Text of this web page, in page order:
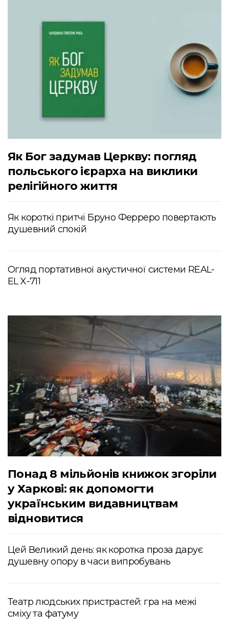
Як Бог задумав Церкву: погляд
польського ієрарха на виклики
релігійного життя
Як короткі притчі Бруно Ферреро повертають
душевний спокій
Огляд портативної акустичної системи REAL-
EL X-711
Понад 8 мільйонів книжок згоріли
у Харкові: як допомогти
українським видавництвам
відновитися
Цей Великий день: як коротка проза дарує
душевну опору в часи випробувань
Театр людських пристрастей: гра на межі
сміху та фатуму